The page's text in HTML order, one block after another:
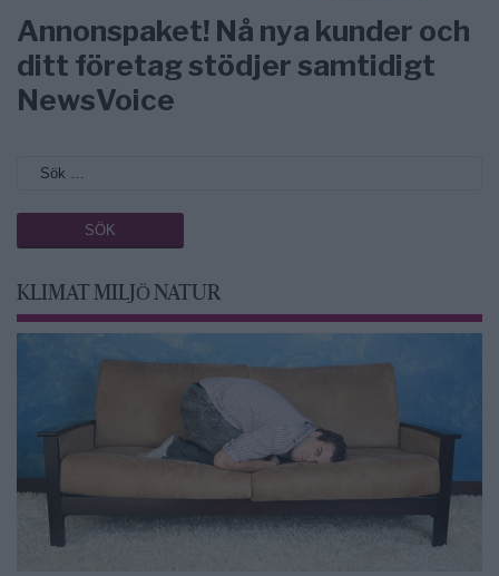
Annonspaket! Nå nya kunder och
ditt företag stödjer samtidigt
NewsVoice
KLIMAT MILJÖ NATUR